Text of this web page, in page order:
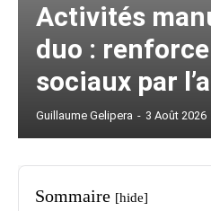
Activités
duo :
sociaux par
Guillaume Gelipera - 3 Août 2026
Sommaire [hide]